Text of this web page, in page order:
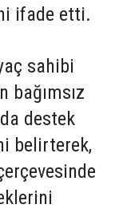
ifade etti.
sahibi
bağımsız
destek
belirterek,